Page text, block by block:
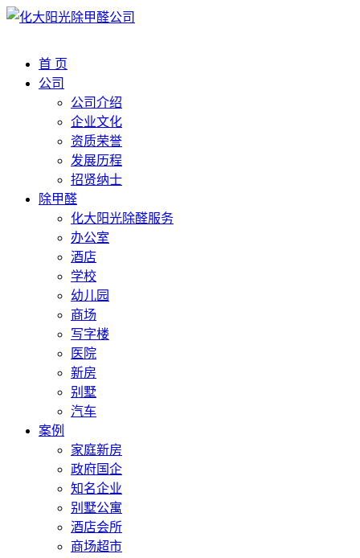
首 页
公司
公司介绍
企业文化
资质荣誉
发展历程
招贤纳士
除甲醛
化大阳光除醛服务
办公室
酒店
学校
幼儿园
商场
写字楼
医院
新房
别墅
汽车
案例
家庭新房
政府国企
知名企业
别墅公寓
酒店会所
商场超市